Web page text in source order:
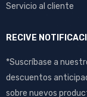
Servicio al cliente
RECIVE
*Suscríbase a
descuentos
sobre nuevos